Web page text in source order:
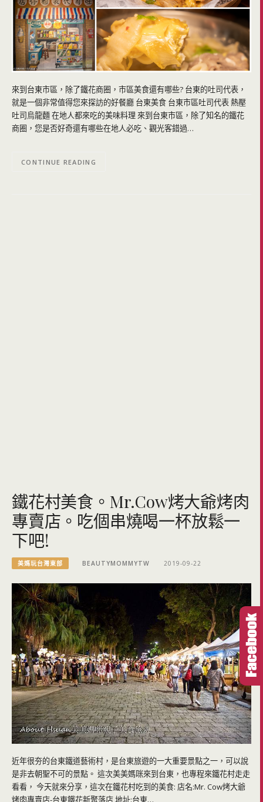
來到台東市區，除了鐵花商圈，市區美食還有哪些? 台東的吐司代表，
就是一個非常值得您來探訪的好餐廳 台東美食 台東市區吐司代表 熱壓
吐司烏龍麵 在地人都來吃的美味料理 來到台東市區，除了知名的鐵花
商圈，您是否好奇還有哪些在地人必吃、觀光客錯過…
CONTINUE READING
鐵花村美食。Mr.Cow烤大爺烤肉
專賣店。吃個串燒喝一杯放鬆一
下吧!
美媽玩台灣東部 BEAUTYMOMMYTW 2019-09-22
近年很夯的台東鐵道藝術村，是台東旅遊的一大重要景點之一，可以說
是非去朝聖不可的景點。 這次美美媽咪來到台東，也專程來鐵花村走走
看看， 今天就來分享，這次在鐵花村吃到的美食: 店名:Mr. Cow烤大爺
烤肉專賣店-台東鐵花新聚落店 地址:台東…